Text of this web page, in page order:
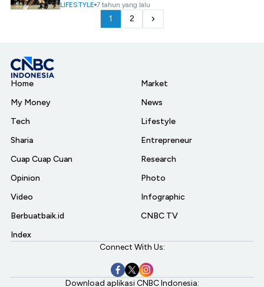
LIFESTYLE 7 tahun yang lalu
1 2
Home
My Money
Tech
Sharia
Cuap Cuap Cuan
Opinion
Video
Berbuatbaik.id
Index
Market
News
Lifestyle
Entrepreneur
Research
Photo
Infographic
CNBC TV
Connect With Us:
Download aplikasi CNBC Indonesia: